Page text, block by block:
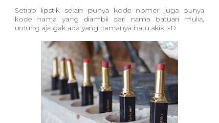
Setiap lipstik selain punya kode nomer juga punya
kode nama yang diambil dari nama batuan mulia,
untung aja gak ada yang namanya batu akik :-D